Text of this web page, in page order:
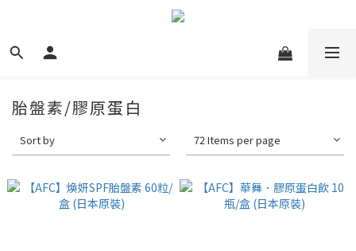
胎盤素/膠原蛋白
Sort by 72 Items per page